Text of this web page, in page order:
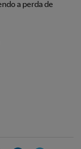
a perda de